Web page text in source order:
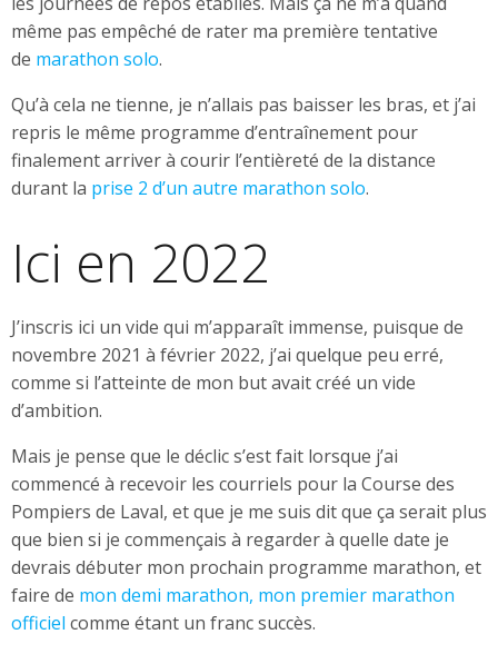
même pas empêché de rater ma première tentative
de marathon solo.
Qu’à cela ne tienne, je n’allais pas baisser les bras, et j’ai
repris le même programme d’entraînement pour
finalement arriver à courir l’entièreté de la distance
durant la prise 2 d’un autre marathon solo.
Ici en 2022
J’inscris ici un vide qui m’apparaît immense, puisque de
novembre 2021 à février 2022, j’ai quelque peu erré,
comme si l’atteinte de mon but avait créé un vide
d’ambition.
Mais je pense que le déclic s’est fait lorsque j’ai
commencé à recevoir les courriels pour la Course des
Pompiers de Laval, et que je me suis dit que ça serait plus
que bien si je commençais à regarder à quelle date je
devrais débuter mon prochain programme marathon, et
faire de mon demi marathon, mon premier marathon
officiel comme étant un franc succès.